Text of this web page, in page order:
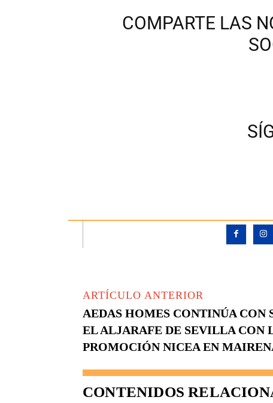
COMPARTE LAS
ARTÍCULO ANTERIOR
AEDAS HOMES CONTINÚA CON
EL ALJARAFE DE SEVILLA CON
PROMOCIÓN NICEA EN
CONTENIDOS